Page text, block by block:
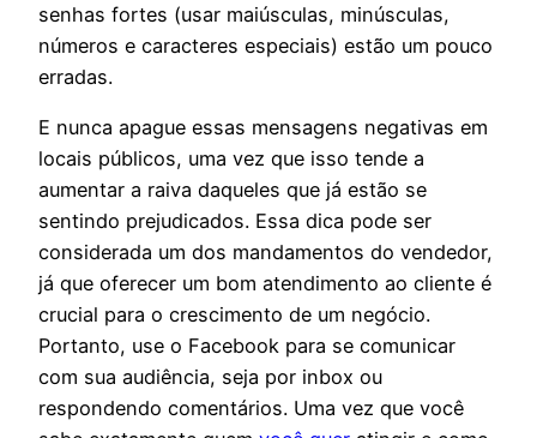
senhas fortes (usar maiúsculas, minúsculas,
números e caracteres especiais) estão um pouco
erradas.
E nunca apague essas mensagens negativas em
locais públicos, uma vez que isso tende a
aumentar a raiva daqueles que já estão se
sentindo prejudicados. Essa dica pode ser
considerada um dos mandamentos do vendedor,
já que oferecer um bom atendimento ao cliente é
crucial para o crescimento de um negócio.
Portanto, use o Facebook para se comunicar
com sua audiência, seja por inbox ou
respondendo comentários. Uma vez que você